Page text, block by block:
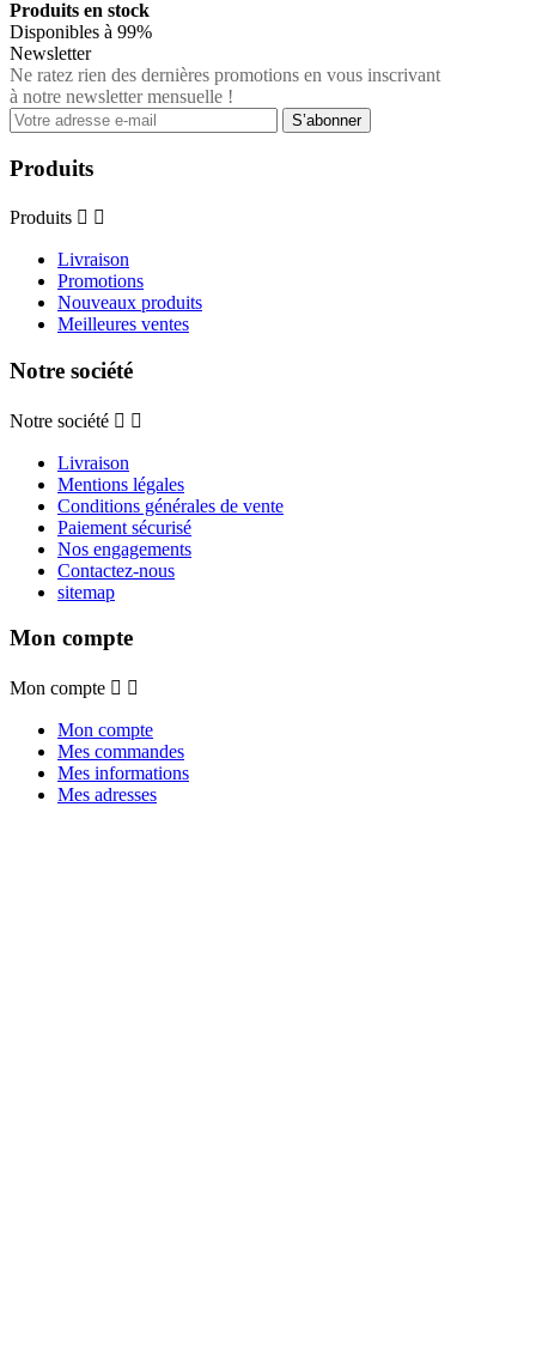
Produits en stock
Disponibles à 99%
Newsletter
Ne ratez rien des dernières promotions en vous inscrivant
à notre newsletter mensuelle !
Produits
Produits  
Livraison
Promotions
Nouveaux produits
Meilleures ventes
Notre société
Notre société  
Livraison
Mentions légales
Conditions générales de vente
Paiement sécurisé
Nos engagements
Contactez-nous
sitemap
Mon compte
Mon compte  
Mon compte
Mes commandes
Mes informations
Mes adresses